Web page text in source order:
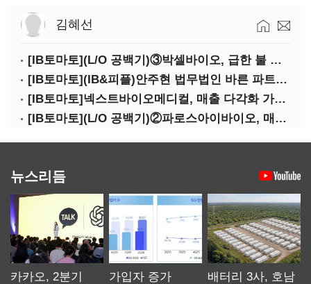
김혜선
[IB토마토](L/O 공백기)③박셀바이오, 급한 불 껐지만…본업 성과 '감감무소식'
[IB토마토](IB&피플)안주현 법무법인 바른 파트너 변호사
[IB토마토]넥스트바이오메디컬, 매출 다각화 가속…IPO 보람 '쑥쑥'
[IB토마토](L/O 공백기)②파로스아이바이오, 매출 0원 '불명예'…목표 안갯속
뉴스리듬
카카오, 2분기
가입자 증가
배터리 3사, 호남